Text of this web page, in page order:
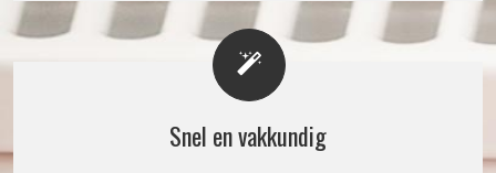
Snel en vakkundig